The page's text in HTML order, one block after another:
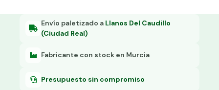
Envío paletizado a Llanos Del Caudillo
(Ciudad Real)
Fabricante con stock en Murcia
Presupuesto sin compromiso